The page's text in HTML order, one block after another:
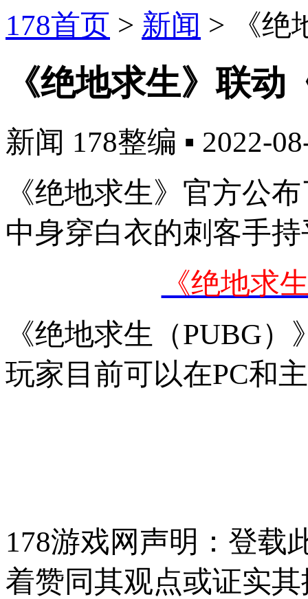
178首页 > 新闻 > 《
《绝地求生》联
新闻 178整编 ▪ 2022-
《绝地求生》官方公
中身穿白衣的刺客手
《绝地求
《绝地求生（PUBG
玩家目前可以在PC和
178游戏网声明：登载
着赞同其观点或证实